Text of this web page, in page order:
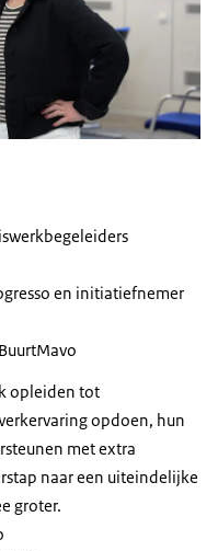
en initiatiefnemer
opleiden tot
opdoen, hun
met extra
naar een uiteindelijke
groter.